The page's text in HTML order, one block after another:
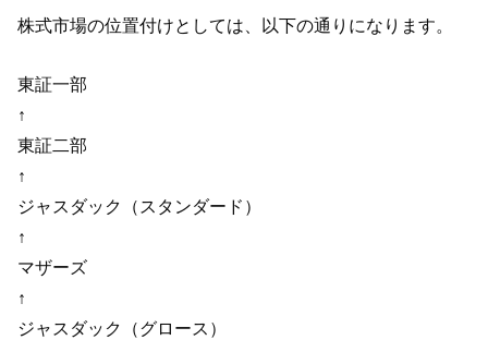
株式市場の位置付けとしては、以下の通りになります。
東証一部
↑
東証二部
↑
ジャスダック（スタンダード）
↑
マザーズ
↑
ジャスダック（グロース）